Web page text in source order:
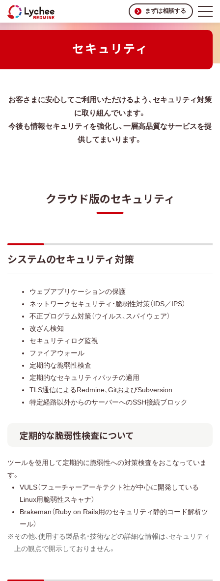
まずは相談する
セキュリティ
お客さまに安心してご利用いただけるよう、セキュリティ対策
に取り組んでいます。
今後も情報セキュリティを強化し、一層高品質なサービスを提
供してまいります。
クラウド版のセキュリティ
システムのセキュリティ対策
ウェブアプリケーションの保護
ネットワークセキュリティ・脆弱性対策（IDS／IPS）
不正プログラム対策（ウイルス、スパイウェア）
改ざん検知
セキュリティログ監視
ファイアウォール
定期的な脆弱性検査
定期的なセキュリティパッチの適用
TLS通信によるRedmine、GitおよびSubversion
特定経路以外からのサーバーへのSSH接続ブロック
定期的な脆弱性検査について
ツールを使用して定期的に脆弱性への対策検査をおこなっていま
す。
VULS（フューチャーアーキテクト社が中心に開発している
Linux用脆弱性スキャナ）
Brakeman（Ruby on Rails用のセキュリティ静的コード解析ツ
ール）
※その他、使用する製品名・技術などの詳細な情報は、セキュリティ
上の観点で開示しておりません。